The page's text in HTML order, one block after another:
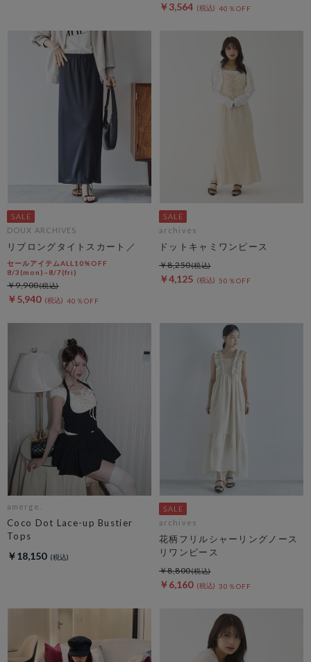
￥3,564 40％OFF
DOUX ARCHIVES
リブロングタイトスカート／
セールアイテムALL10%OFF
8/3(mon)~8/7(fri)
￥5,940 40％OFF
￥9,900
archives
ドットキャミワンピース
￥4,125 50％OFF
￥8,250
amerge.
Coco Dot Lace-up Bustier
Tops
￥18,150
archives
花柄フリルシャーリングノース
リワンピース
￥6,160 30％OFF
￥8,800